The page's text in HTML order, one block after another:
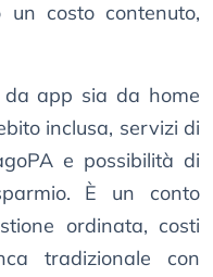
un costo contenuto,
da app sia da home
inclusa, servizi di
e possibilità di
È un conto
ordinata, costi
tradizionale con